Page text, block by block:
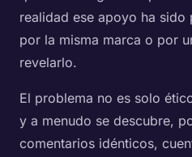
realidad ese apoyo ha
por la misma marca o por
revelarlo.
El problema no es solo
y a menudo se descubre,
comentarios idénticos,